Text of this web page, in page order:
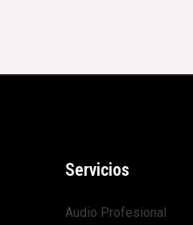
Servicios
Audio Profesional